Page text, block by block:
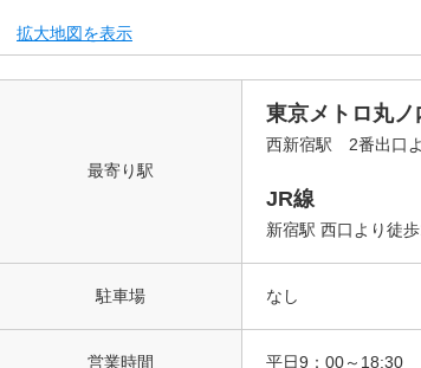
拡大地図を表示
最寄り駅
東京メトロ丸ノ
西新宿駅 2番出口
JR線
新宿駅 西口より徒
駐車場 なし
営業時間 平日9：00～18:30